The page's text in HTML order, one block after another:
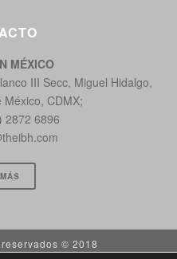
MÉXICO
III Secc, Miguel Hidalgo,
CDMX;
2872 6896
© 2018